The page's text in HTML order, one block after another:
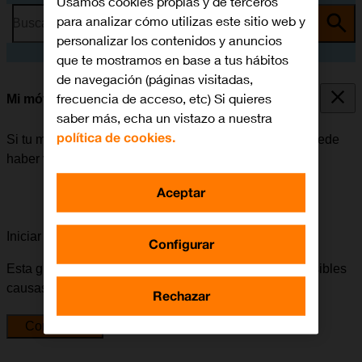
Busca por problema o tema
Mi móvil está bloqueado
Si tu móvil está bloqueado después de encenderlo, puede
haber varias causas al problema.
Iniciar la guía para solucionar tu problema
Esta guía te va a conducir a través de una serie de posibles
causas y soluciones al problema.
Comenzar
para analizar cómo utilizas este sitio web y
personalizar los contenidos y anuncios
que te mostramos en base a tus hábitos
de navegación (páginas visitadas,
frecuencia de acceso, etc) Si quieres
saber más, echa un vistazo a nuestra
política de cookies.
Configurar
Rechazar
Aceptar